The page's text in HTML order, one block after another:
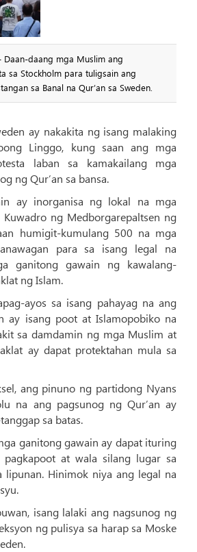
Daan-daang mga Muslim ang
sa Stockholm para tuligsain ang
sa Banal na Qur’an sa Sweden.
ay nakakita ng isang malaking
Linggo, kung saan ang mga
laban sa kamakailang mga
ng Qur’an sa bansa.
ay inorganisa ng lokal na mga
ng Medborgarepaltsen ng
humigit-kumulang 500 na mga
para sa isang legal na
ganitong gawain ng kawalang-
ng Islam.
ayos sa isang pahayag na ang
ay isang poot at Islamopobiko na
sa damdamin ng mga Muslim at
ay dapat protektahan mula sa
ang pinuno ng partidong Nyans
na ang pagsunog ng Qur’an ay
sa batas.
ganitong gawain ay dapat ituring
at wala silang lugar sa
lipunan. Hinimok niya ang legal na
isang lalaki ang nagsunog ng
ng pulisya sa harap sa Moske